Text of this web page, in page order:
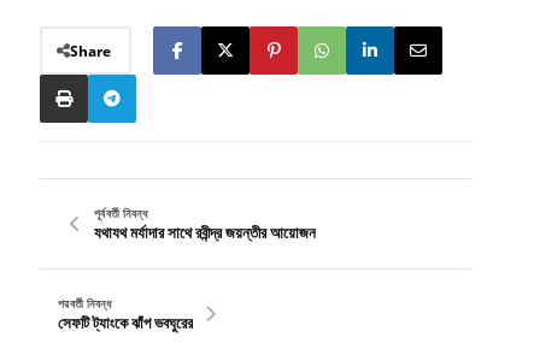
Share
পূর্ববর্তী নিবন্ধ
যথাযথ মর্যাদার সাথে রবীন্দ্র জয়ন্তীর আয়োজন
পরবর্তী নিবন্ধ
সেফটি ট্যাংকে ঝাঁপ ভবঘুরের